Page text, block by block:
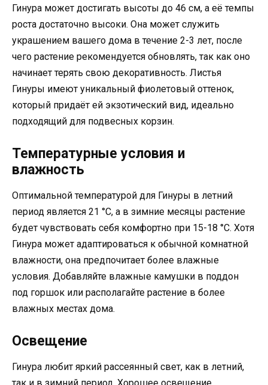
Гинура может достигать высоты до 46 см, а её темпы
роста достаточно высоки. Она может служить
украшением вашего дома в течение 2-3 лет, после
чего растение рекомендуется обновлять, так как оно
начинает терять свою декоративность. Листья
Гинуры имеют уникальный фиолетовый оттенок,
который придаёт ей экзотический вид, идеально
подходящий для подвесных корзин.
Температурные условия и
влажность
Оптимальной температурой для Гинуры в летний
период является 21 °C, а в зимние месяцы растение
будет чувствовать себя комфортно при 15-18 °C. Хотя
Гинура может адаптироваться к обычной комнатной
влажности, она предпочитает более влажные
условия. Добавляйте влажные камушки в поддон
под горшок или располагайте растение в более
влажных местах дома.
Освещение
Гинура любит яркий рассеянный свет, как в летний,